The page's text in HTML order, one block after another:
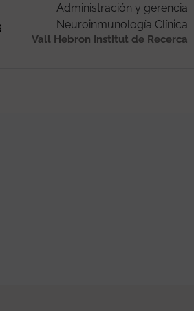
Administración y gerencia
Neuroinmunología Clínica
Vall Hebron Institut de Recerca